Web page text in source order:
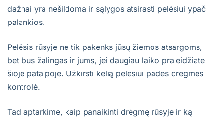
dažnai yra nešildoma ir sąlygos atsirasti pelėsiui ypač
palankios.
Pelėsis rūsyje ne tik pakenks jūsų žiemos atsargoms,
bet bus žalingas ir jums, jei daugiau laiko praleidžiate
šioje patalpoje. Užkirsti kelią pelėsiui padės drėgmės
kontrolė.
Tad aptarkime, kaip panaikinti drėgmę rūsyje ir ką